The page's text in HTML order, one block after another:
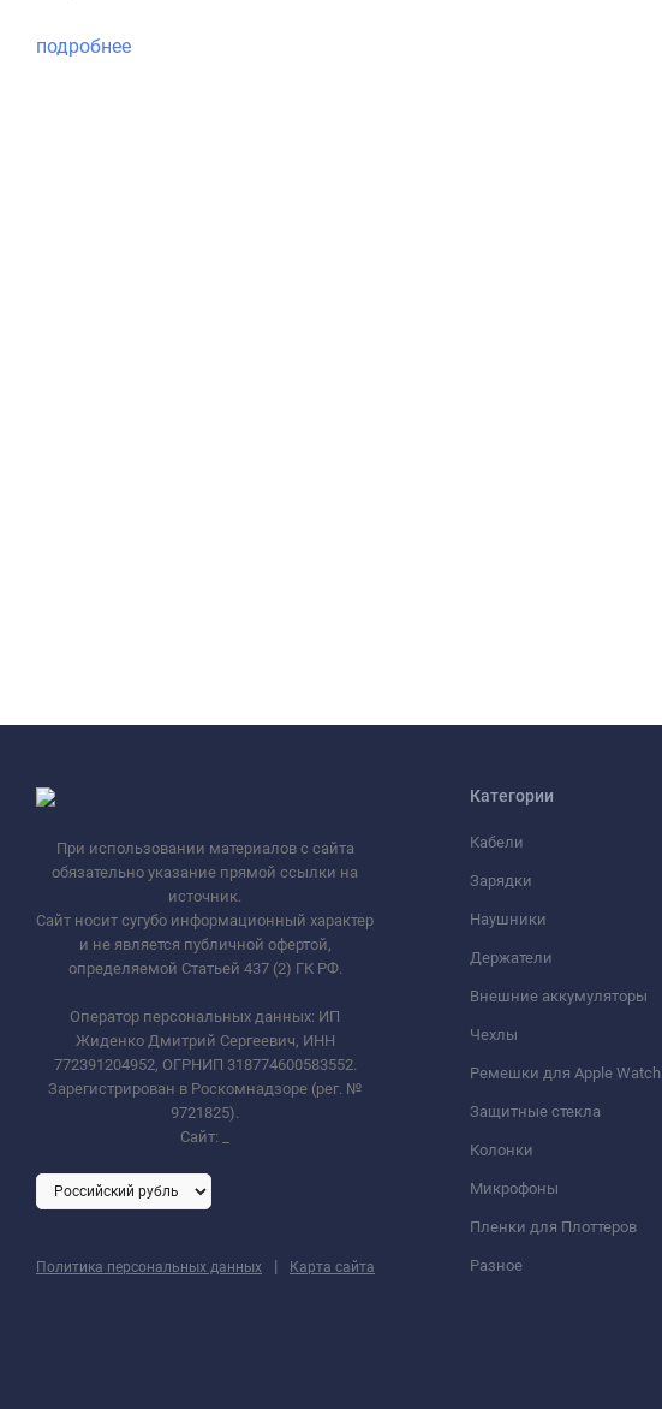
подробнее
При использовании материалов с сайта
обязательно указание прямой ссылки на
источник.
Сайт носит сугубо информационный характер
и не является публичной офертой,
определяемой Статьей 437 (2) ГК РФ.
Оператор персональных данных: ИП
Жиденко Дмитрий Сергеевич, ИНН
772391204952, ОГРНИП 318774600583552.
Зарегистрирован в Роскомнадзоре (рег. №
9721825).
Сайт:
Политика персональных данных | Карта сайта
Категории
Кабели
Зарядки
Наушники
Держатели
Внешние аккумуляторы
Чехлы
Ремешки для Apple Watch
Защитные стекла
Колонки
Микрофоны
Пленки для Плоттеров
Разное